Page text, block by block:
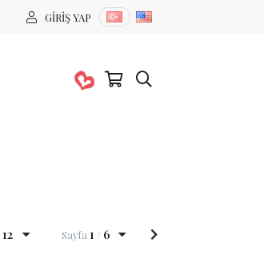
GIRIŞ YAP
12 Sayfa 1 / 6